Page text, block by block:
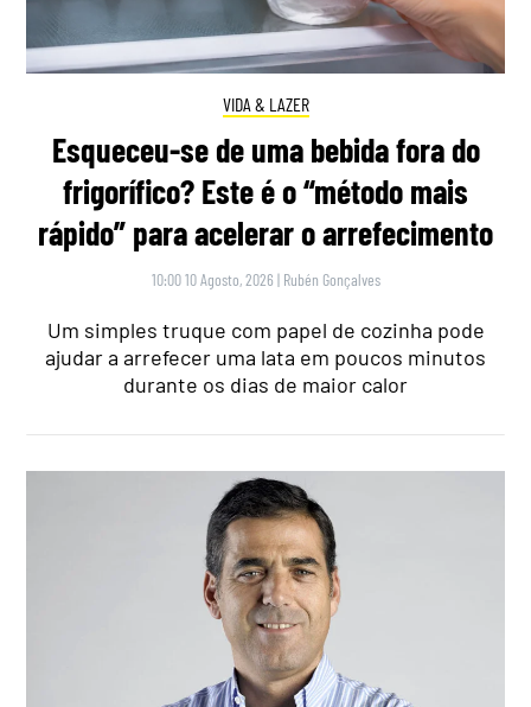
VIDA & LAZER
Esqueceu-se de uma bebida fora do
frigorífico? Este é o “método mais
rápido” para acelerar o arrefecimento
10:00 10 Agosto, 2026 | Rubén Gonçalves
Um simples truque com papel de cozinha pode
ajudar a arrefecer uma lata em poucos minutos
durante os dias de maior calor